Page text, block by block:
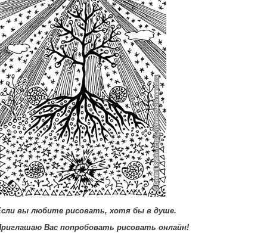
вы любите рисовать, хотя бы в душе.
Вас попробовать рисовать онлайн!